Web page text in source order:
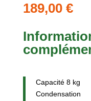
189,00 €
Capacité 8 kg
Condensation